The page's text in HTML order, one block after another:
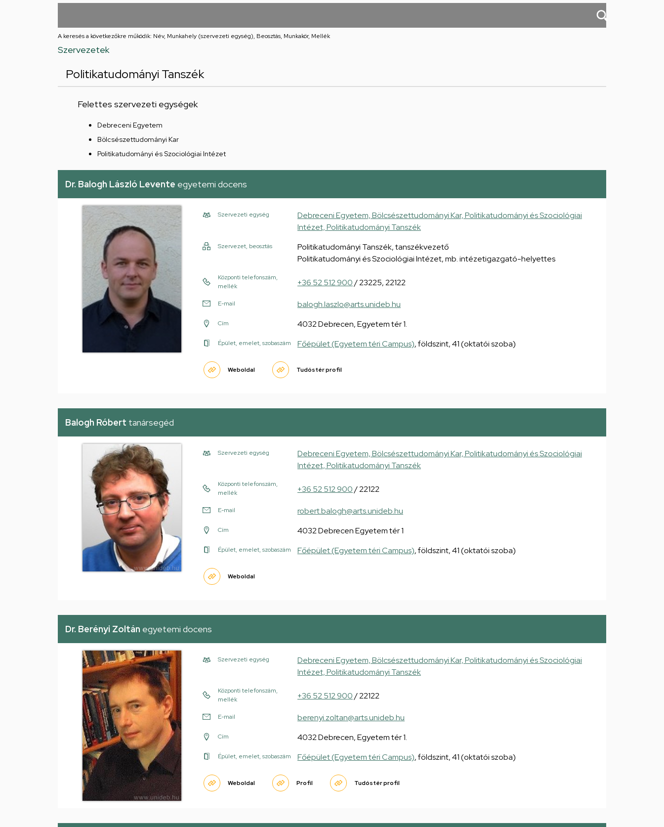
feladatellátási
A keresés a következőkre működik: Név, Munkahely (szervezeti egység), Beosztás, Munkakör, Mellék
Szervezetek
Politikatudományi Tanszék
Felettes szervezeti egységek
Debreceni Egyetem
Bölcsészettudományi Kar
Politikatudományi és Szociológiai Intézet
Dr. Balogh László Levente egyetemi docens
Szervezeti egység
Debreceni Egyetem, Bölcsészettudományi Kar, Politikatudományi és Szociológiai
Intézet, Politikatudományi Tanszék
Szervezet, beosztás
Politikatudományi Tanszék, tanszékvezető
Politikatudományi és Szociológiai Intézet, mb. intézetigazgató-helyettes
Központi telefonszám,
mellék
+36 52 512 900/ 23225, 22122
E-mail balogh.laszlo@arts.unideb.hu
Cím 4032 Debrecen, Egyetem tér 1.
Épület, emelet, szobaszám Főépület (Egyetem téri Campus), földszint, 41 (oktatói szoba)
Weboldal Tudóstér profil
Balogh Róbert tanársegéd
Szervezeti egység
Debreceni Egyetem, Bölcsészettudományi Kar, Politikatudományi és Szociológiai
Intézet, Politikatudományi Tanszék
Központi telefonszám,
mellék
+36 52 512 900/ 22122
E-mail robert.balogh@arts.unideb.hu
Cím 4032 Debrecen Egyetem tér 1
Épület, emelet, szobaszám Főépület (Egyetem téri Campus), földszint, 41 (oktatói szoba)
Weboldal
Dr. Berényi Zoltán egyetemi docens
Szervezeti egység
Debreceni Egyetem, Bölcsészettudományi Kar, Politikatudományi és Szociológiai
Intézet, Politikatudományi Tanszék
Központi telefonszám,
mellék
+36 52 512 900/ 22122
E-mail berenyi.zoltan@arts.unideb.hu
Cím 4032 Debrecen, Egyetem tér 1.
Épület, emelet, szobaszám Főépület (Egyetem téri Campus), földszint, 41 (oktatói szoba)
Weboldal Profil Tudóstér profil